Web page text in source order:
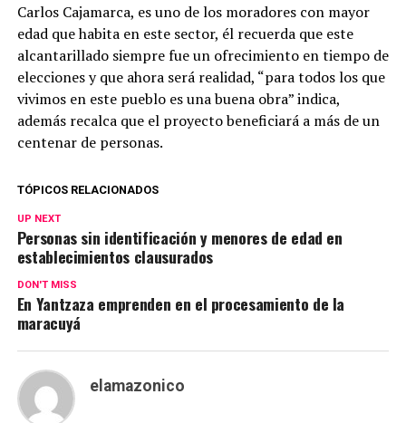
Carlos Cajamarca, es uno de los moradores con mayor
edad que habita en este sector, él recuerda que este
alcantarillado siempre fue un ofrecimiento en tiempo de
elecciones y que ahora será realidad, “para todos los que
vivimos en este pueblo es una buena obra” indica,
además recalca que el proyecto beneficiará a más de un
centenar de personas.
TÓPICOS RELACIONADOS
UP NEXT
Personas sin identificación y menores de edad en
establecimientos clausurados
DON'T MISS
En Yantzaza emprenden en el procesamiento de la
maracuyá
elamazonico